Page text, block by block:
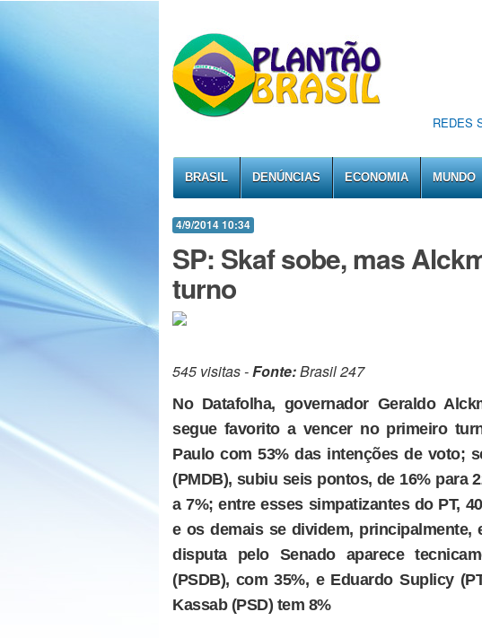
REDES
BRASIL DENÚNCIAS ECONOMIA MUNDO
4/9/2014 10:34
SP: Skaf sobe, mas
turno
545 visitas -Fonte:Brasil 247
No Datafolha, governador Geraldo
segue favorito a vencer no primeiro
Paulo com 53% das intenções de voto;
(PMDB), subiu seis pontos, de 16% para
a 7%; entre esses simpatizantes do PT,
e os demais se dividem, principalmente,
disputa pelo Senado aparece
(PSDB), com 35%, e Eduardo Suplicy
Kassab (PSD) tem 8%